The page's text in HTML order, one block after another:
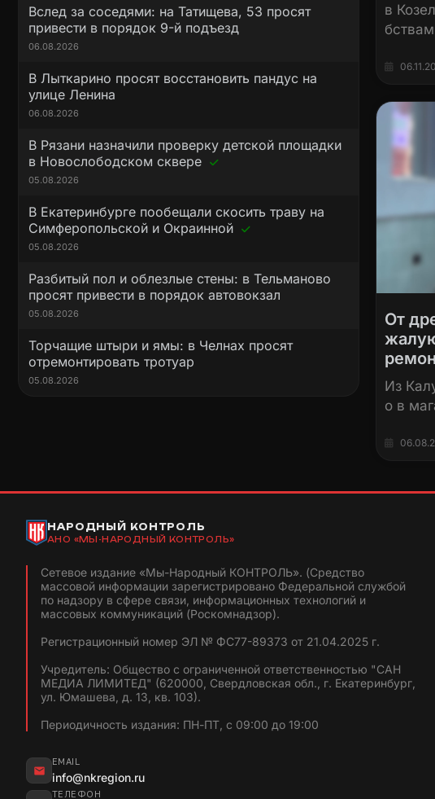
Вслед за соседями: на Татищева, 53 просят
привести в порядок 9-й подъезд
06.08.2026
В Лыткарино просят восстановить пандус на
улице Ленина
06.08.2026
В Рязани назначили проверку детской площадки
в Новослободском сквере
05.08.2026
В Екатеринбурге пообещали скосить траву на
Симферопольской и Окраинной
05.08.2026
Разбитый пол и облезлые стены: в Тельманово
просят привести в порядок автовокзал
05.08.2026
Торчащие штыри и ямы: в Челнах просят
отремонтировать тротуар
05.08.2026
в
От
Из
о в
НАРОДНЫЙ КОНТРОЛЬ
АНО «МЫ-НАРОДНЫЙ КОНТРОЛЬ»
Сетевое издание «Мы-Народный КОНТРОЛЬ». (Средство
массовой информации зарегистрировано Федеральной службой
по надзору в сфере связи, информационных технологий и
массовых коммуникаций (Роскомнадзор).
Регистрационный номер ЭЛ № ФС77-89373 от 21.04.2025 г.
Учредитель: Общество с ограниченной ответственностью "САН
МЕДИА ЛИМИТЕД" (620000, Свердловская обл., г. Екатеринбург,
ул. Юмашева, д. 13, кв. 103).
Периодичность издания: ПН-ПТ, с 09:00 до 19:00
EMAIL
info@nkregion.ru
ТЕЛЕФОН